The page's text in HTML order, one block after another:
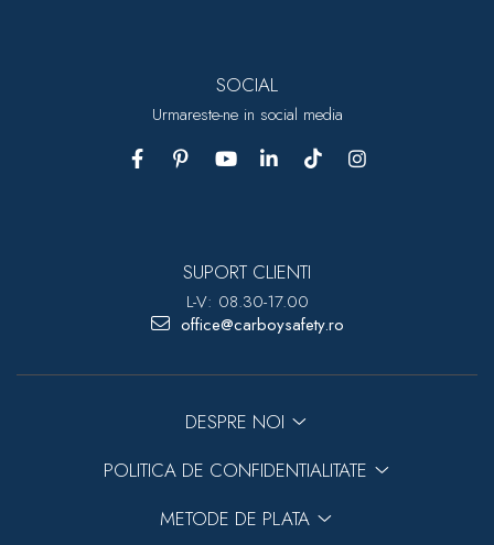
SOCIAL
Urmareste-ne in social media
SUPORT CLIENTI
L-V: 08.30-17.00
office@carboysafety.ro
DESPRE NOI
POLITICA DE CONFIDENTIALITATE
METODE DE PLATA